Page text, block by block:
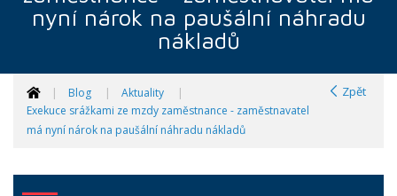
nyní nárok na paušální náhradu
nákladů
Blog
Aktuality
Exekuce srážkami ze mzdy zaměstnance - zaměstnavatel
má nyní nárok na paušální náhradu nákladů
Zpět